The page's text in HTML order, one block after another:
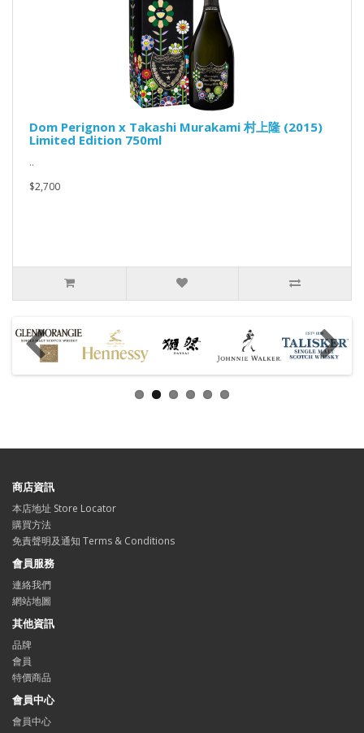
Dom Perignon x Takashi Murakami 村上隆 (2015)
Limited Edition 750ml
..
$2,700
商店資訊
本店地址 Store Locator
購買方法
免責聲明及通知 Terms & Conditions
會員服務
連絡我們
網站地圖
其他資訊
品牌
會員
特價商品
會員中心
會員中心